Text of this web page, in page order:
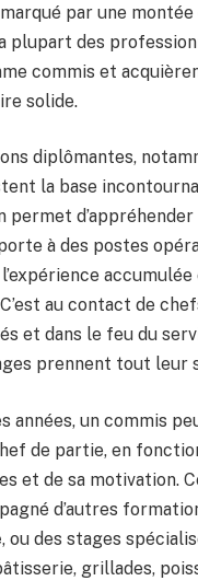
par une
plupart des
commis et
solide.
diplômantes,
la base
à des postes
au contact de
et dans le feu du
prennent tout leur
années, un commis
de partie, en
et de sa motivation.
d’autres
, ou des stages
grillades,